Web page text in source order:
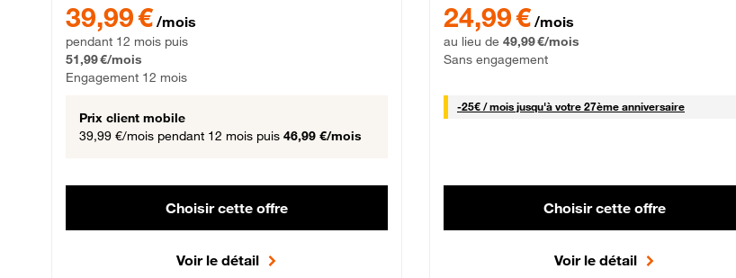
39,99 € /mois
pendant 12 mois puis
51,99 €/mois
Engagement 12 mois
Prix client mobile
39,99 €/mois pendant 12 mois puis 46,99 €/mois
Choisir cette offre
Voir le détail
24,99 € /mois
au lieu de 49,99 €/mois
Sans engagement
-25€ / mois25 € par mois
jusqu'à votre 27ème anniversaire
Choisir cette offre
Voir le détail